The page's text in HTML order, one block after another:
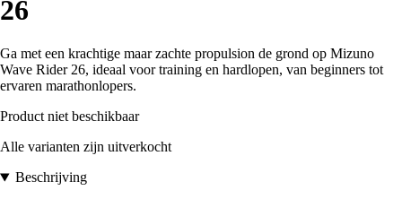
26
Ga met een krachtige maar zachte propulsion de grond op Mizuno
Wave Rider 26, ideaal voor training en hardlopen, van beginners tot
ervaren marathonlopers.
Product niet beschikbaar
Alle varianten zijn uitverkocht
Beschrijving